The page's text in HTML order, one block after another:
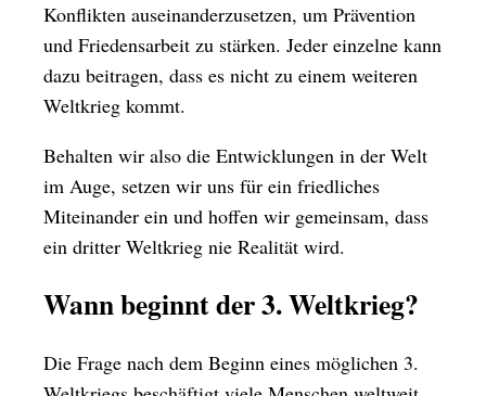
Konflikten auseinanderzusetzen, um Prävention
und Friedensarbeit zu stärken. Jeder einzelne kann
dazu beitragen, dass es nicht zu einem weiteren
Weltkrieg kommt.
Behalten wir also die Entwicklungen in der Welt
im Auge, setzen wir uns für ein friedliches
Miteinander ein und hoffen wir gemeinsam, dass
ein dritter Weltkrieg nie Realität wird.
Wann beginnt der 3. Weltkrieg?
Die Frage nach dem Beginn eines möglichen 3.